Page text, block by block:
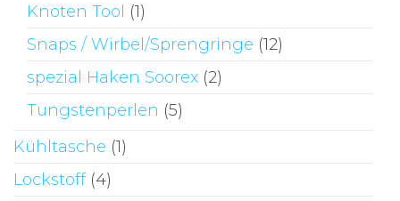
Knoten Tool (1)
Snaps / Wirbel/Sprengringe (12)
spezial Haken Soorex (2)
Tungstenperlen (5)
Kühltasche (1)
Lockstoff (4)